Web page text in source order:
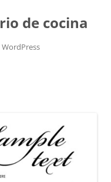
de cocina